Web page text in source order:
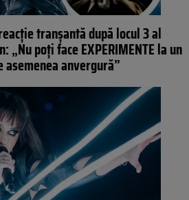
tranșantă după locul 3 al
„Nu poți face EXPERIMENTE la un
asemenea anvergură”